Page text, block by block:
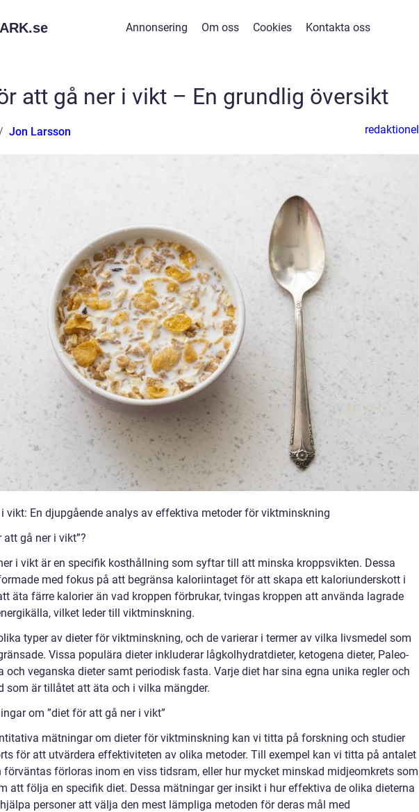
se Annonsering Om oss Cookies Kontakta oss
att gå ner i vikt – En grundlig översikt
Jon Larsson redaktionel
vikt: En djupgående analys av effektiva metoder för viktminskning
att gå ner i vikt”?
i vikt är en specifik kosthållning som syftar till att minska kroppsvikten. Dessa
med fokus på att begränsa kaloriintaget för att skapa ett kaloriunderskott i
äta färre kalorier än vad kroppen förbrukar, tvingas kroppen att använda lagrade
vilket leder till viktminskning.
typer av dieter för viktminskning, och de varierar i termer av vilka livsmedel som
Vissa populära dieter inkluderar lågkolhydratdieter, ketogena dieter, Paleo-
och veganska dieter samt periodisk fasta. Varje diet har sina egna unika regler och
som är tillåtet att äta och i vilka mängder.
om ”diet för att gå ner i vikt”
mätningar om dieter för viktminskning kan vi titta på forskning och studier
för att utvärdera effektiviteten av olika metoder. Till exempel kan vi titta på antalet
förloras inom en viss tidsram, eller hur mycket minskad midjeomkrets som
att följa en specifik diet. Dessa mätningar ger insikt i hur effektiva de olika dieterna
personer att välja den mest lämpliga metoden för deras mål med